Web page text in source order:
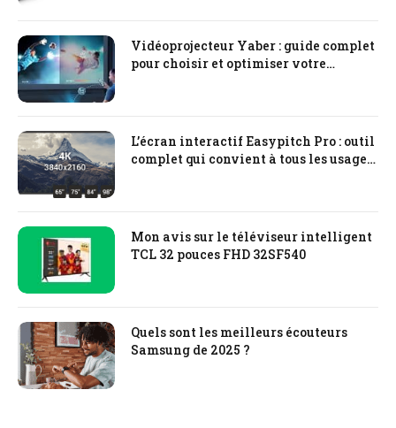
Vidéoprojecteur Yaber : guide complet
pour choisir et optimiser votre
L’écran interactif Easypitch Pro : outil
complet qui convient à tous les usages
Mon avis sur le téléviseur intelligent
TCL 32 pouces FHD 32SF540
Quels sont les meilleurs écouteurs
Samsung de 2025 ?